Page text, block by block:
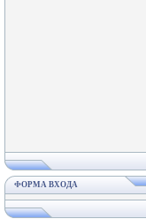
ФОРМА ВХОДА